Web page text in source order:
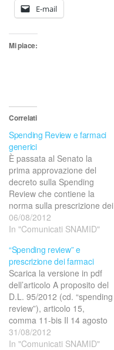
E-mail
Mi piace:
Correlati
Spending Review e farmaci
generici
È passata al Senato la
prima approvazione del
decreto sulla Spending
Review che contiene la
norma sulla prescrizione dei
farmaci a carico del Servizio
sanitario Nazionale.
protestato con
argomentazioni
assolutamente reali l’iniquità
del provvedimento, che
meritano però alcune
sottolineature. I nuovi
pazienti devono avere una
ricetta con…
06/08/2012
In "Comunicati SNAMID"
“Spending review” e
prescrizione dei farmaci
Scarica la versione in pdf
dell’articolo A proposito del
D.L. 95/2012 (cd. “spending
review”), articolo 15,
comma 11-bis Il 14 agosto
è stata pubblicata su
Gazzetta Ufficiale la legge
31/08/2012
In "Comunicati SNAMID"